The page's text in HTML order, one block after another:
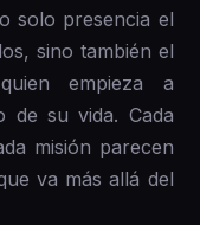
solo presencia el
sino también el
empieza a
de su vida. Cada
misión parecen
va más allá del